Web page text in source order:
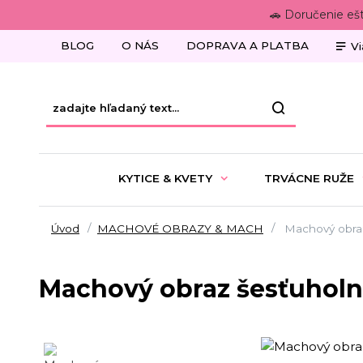
🚗 Doručenie
BLOG O NÁS DOPRAVA A PLATBA
KYTICE & KVETY TRVÁCNE RUŽE
Úvod MACHOVÉ OBRAZY & MACH Machový
Machový obraz